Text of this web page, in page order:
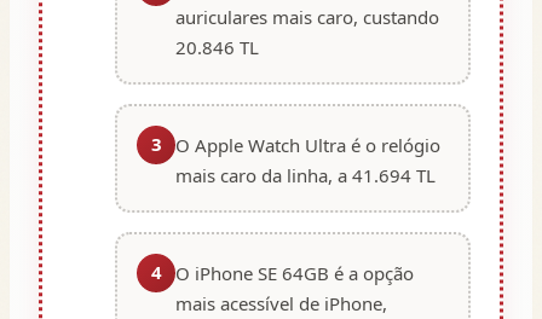
auriculares mais caro, custando
20.846 TL
3
O Apple Watch Ultra é o relógio
mais caro da linha, a 41.694 TL
4
O iPhone SE 64GB é a opção
mais acessível de iPhone,